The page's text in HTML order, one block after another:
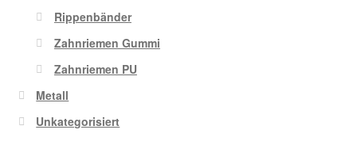
Rippenbänder
Zahnriemen Gummi
Zahnriemen PU
Metall
Unkategorisiert